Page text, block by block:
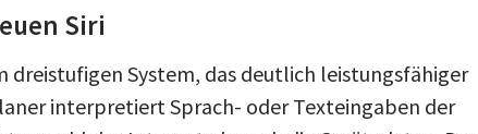
Siri
dreistufigen System, das deutlich leistungsfähiger
interpretiert Sprach- oder Texteingaben der